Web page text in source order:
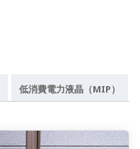
低消費電力液晶（MIP）